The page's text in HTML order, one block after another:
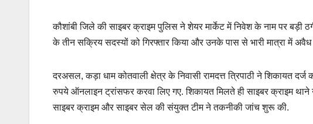
कौशांबी जिले की साइबर क्राइम पुलिस ने शेयर मार्केट में निवेश के नाम पर बड़ी
के तीन सक्रिय सदस्यों को गिरफ्तार किया और उनके पास से भारी मात्रा में
दरअसल, कड़ा धाम कोतवाली क्षेत्र के निवासी रामदत्त त्रिपाठी ने शिकायत
रुपये ऑनलाइन ट्रांसफर करवा लिए गए. शिकायत मिलते ही साइबर क्राइम
साइबर क्राइम और साइबर सेल की संयुक्त टीम ने तकनीकी जांच शुरू की.